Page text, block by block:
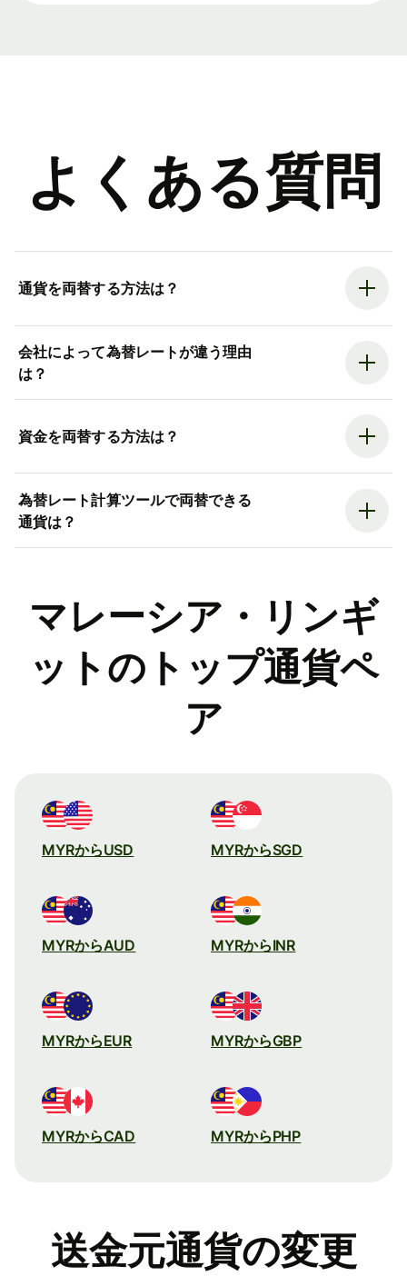
よくある質問
通貨を両替する方法は？
会社によって為替レートが違う理由
は？
資金を両替する方法は？
為替レート計算ツールで両替できる
通貨は？
マレーシア・リンギ
ットのトップ通貨ペ
ア
MYRからUSD MYRからSGD
MYRからAUD MYRからINR
MYRからEUR MYRからGBP
MYRからCAD MYRからPHP
送金元通貨の変更